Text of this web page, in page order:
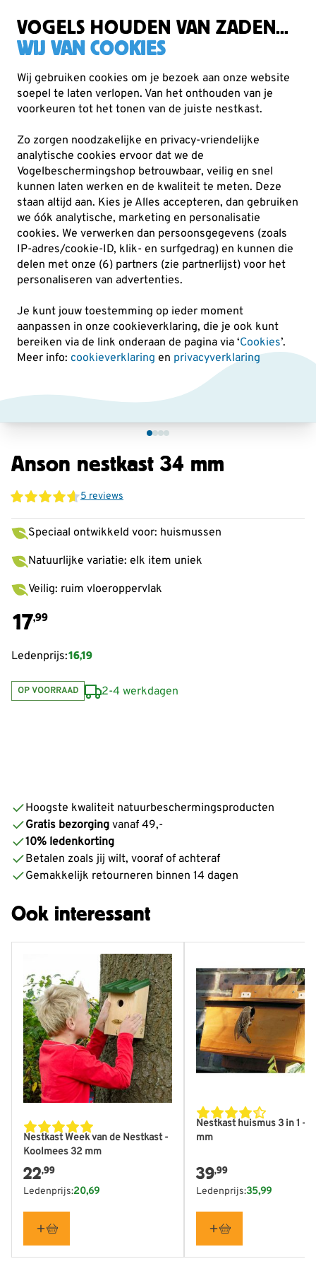
VOGELS HOUDEN VAN ZADEN...
WIJ VAN COOKIES
Wij gebruiken cookies om je bezoek aan onze website
soepel te laten verlopen. Van het onthouden van je
voorkeuren tot het tonen van de juiste nestkast.
Zo zorgen noodzakelijke en privacy-vriendelijke
analytische cookies ervoor dat we de
Vogelbeschermingshop betrouwbaar, veilig en snel
kunnen laten werken en de kwaliteit te meten. Deze
staan altijd aan. Kies je Alles accepteren, dan gebruiken
we óók analytische, marketing en personalisatie
cookies. We verwerken dan persoonsgegevens (zoals
IP-adres/cookie-ID, klik- en surfgedrag) en kunnen die
delen met onze (6) partners (zie partnerlijst) voor het
personaliseren van advertenties.
Je kunt jouw toestemming op ieder moment
aanpassen in onze cookieverklaring, die je ook kunt
bereiken via de link onderaan de pagina via ‘Cookies’.
Meer info: cookieverklaring en privacyverklaring
Nestkasten en vogelhuisjes Houten nestkasten
Anson nestkast 34 mm
5 reviews
Speciaal ontwikkeld voor: huismussen
Natuurlijke variatie: elk item uniek
Veilig: ruim vloeroppervlak
17,99
Ledenprijs:16,19
OP VOORRAAD 2-4 werkdagen
Hoogste kwaliteit natuurbeschermingsproducten
Gratis bezorging vanaf 49,-
10% ledenkorting
Betalen zoals jij wilt, vooraf of achteraf
Gemakkelijk retourneren binnen 14 dagen
Ook interessant
Nestkast Week van de Nestkast -
Koolmees 32 mm
22,99
Ledenprijs:20,69
Nestkast huismus 3 in 1 -
mm
39,99
Ledenprijs:35,99